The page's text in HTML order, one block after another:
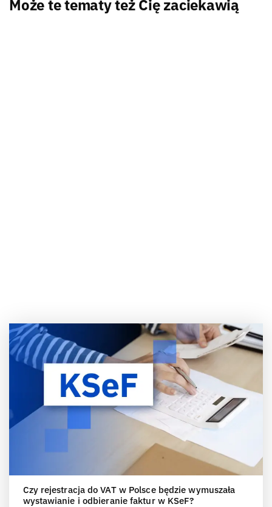
KSeF Last Minute z IFIRMA — co trzeba
uporządkować przed startem systemu? |
WEBINAR 30.03.2026
Zmiany dla
Limity podatkowe
ZUS
Może te tematy też Cię zaciekawią